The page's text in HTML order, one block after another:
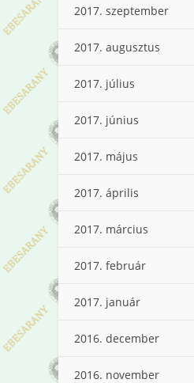
2017. szeptember
2017. augusztus
2017. július
2017. június
2017. május
2017. április
2017. március
2017. február
2017. január
2016. december
2016. november